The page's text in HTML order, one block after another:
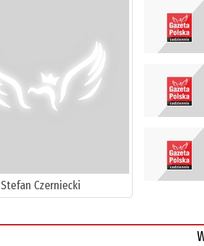
Stefan Czerniecki